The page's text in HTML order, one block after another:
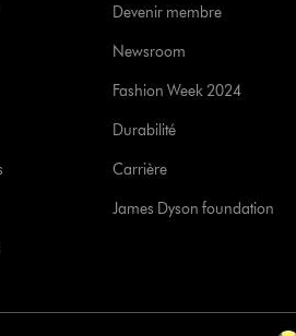
Devenir membre
Newsroom
Fashion Week 2024
Durabilité
Carrière
James Dyson foundation